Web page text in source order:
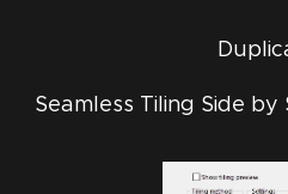
Seamless Tiling Side